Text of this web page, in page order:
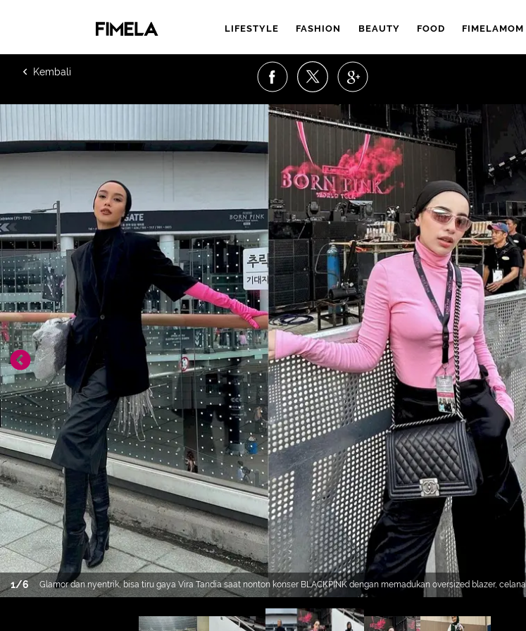
LIFESTYLE FASHION BEAUTY FOOD FIMELAMOM
1/6
Glamor dan nyentrik, bisa tiru gaya Vira Tandia saat nonton konser BLACKPINK dengan memadukan oversized blazer, celana
pendek, boots, dan turban serba hitam. Tambahkan sarung tangan pink dan hand bag silver sebagai statement. [@viratandia].